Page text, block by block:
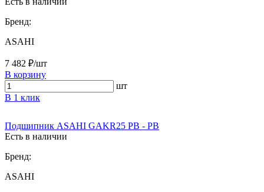
Бренд:
ASAHI
7 482 ₽/шт
В корзину
шт
В 1 клик
Подшипник ASAHI GAKR25 PB - PB
Есть в наличии
Бренд:
ASAHI